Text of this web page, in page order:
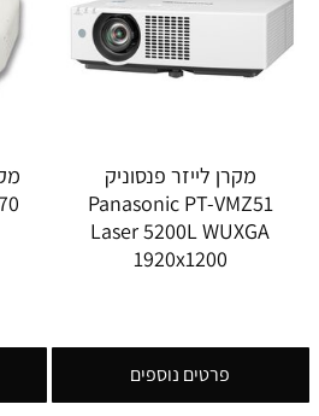
מקרן לייזר פנסוניק
Panasonic PT-VMZ51
Laser 5200L WUXGA
1920x1200
פרטים נוספים